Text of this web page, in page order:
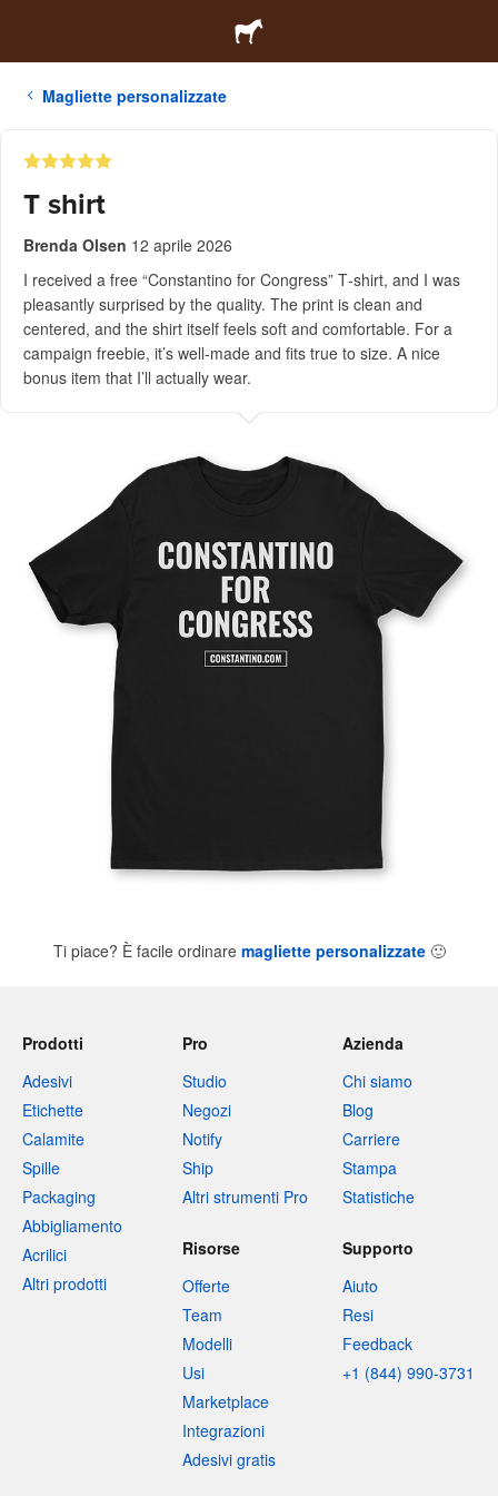
Magliette personalizzate
T shirt
Brenda Olsen 12 aprile 2026
I received a free “Constantino for Congress” T‑shirt, and I was
pleasantly surprised by the quality. The print is clean and
centered, and the shirt itself feels soft and comfortable. For a
campaign freebie, it’s well‑made and fits true to size. A nice
bonus item that I’ll actually wear.
Ti piace? È facile ordinare magliette personalizzate 🙂
Prodotti
Adesivi
Etichette
Calamite
Spille
Packaging
Abbigliamento
Acrilici
Altri prodotti
Pro
Studio
Negozi
Notify
Ship
Altri strumenti Pro
Azienda
Chi siamo
Blog
Carriere
Stampa
Statistiche
Risorse
Offerte
Team
Modelli
Usi
Marketplace
Integrazioni
Adesivi gratis
Supporto
Aiuto
Resi
Feedback
+1 (844) 990-3731